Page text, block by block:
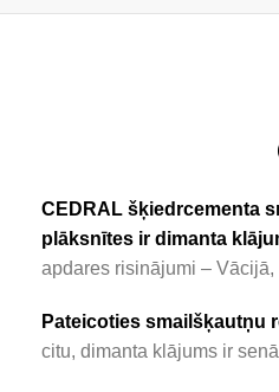
CEDRAL šķiedrcementa
plāksnītes ir dimanta
apdares risinājumi –
Pateicoties smailšķautņu
citu, dimanta klājums ir